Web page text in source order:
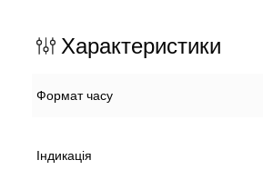
Характеристики
Формат часу
Індикація